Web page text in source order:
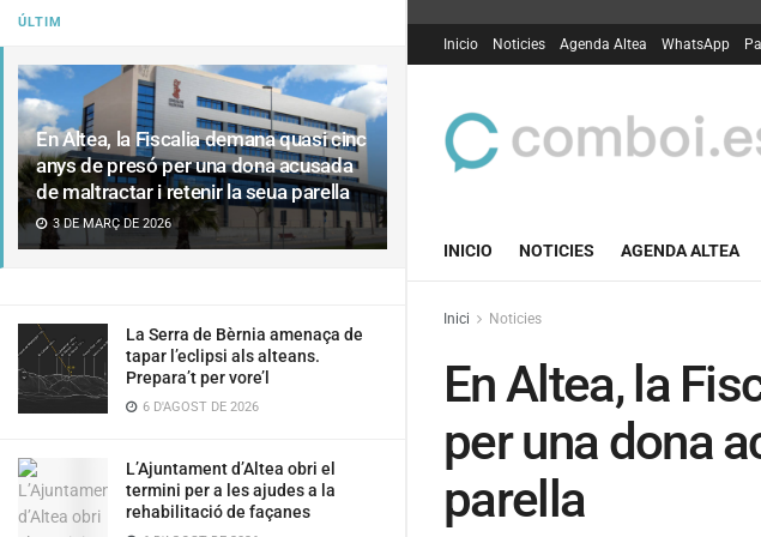
ÚLTIM
En Altea, la Fiscalia demana quasi cinc
anys de presó per una dona acusada
de maltractar i retenir la seua parella
3 DE MARÇ DE 2026
La Serra de Bèrnia amenaça de
tapar l’eclipsi als alteans.
Prepara’t per vore’l
6 D'AGOST DE 2026
L’Ajuntament d’Altea obri el
termini per a les ajudes a la
rehabilitació de façanes
Inicio Noticies Agenda Altea WhatsApp
INICIO NOTICIES AGENDA ALTEA
Inici Noticies
En Altea, la
per una dona
parella